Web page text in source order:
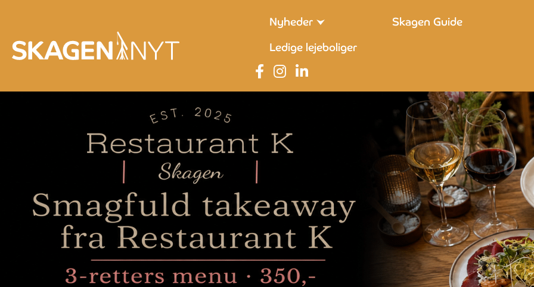
Nyheder
Skagen Guide
Ledige lejeboliger